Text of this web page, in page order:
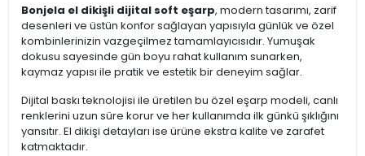
Bonjela el dikişli dijital soft eşarp, modern tasarımı, zarif
desenleri ve üstün konfor sağlayan yapısıyla günlük ve özel
kombinlerinizin vazgeçilmez tamamlayıcısıdır. Yumuşak
dokusu sayesinde gün boyu rahat kullanım sunarken,
kaymaz yapısı ile pratik ve estetik bir deneyim sağlar.
Dijital baskı teknolojisi ile üretilen bu özel eşarp modeli, canlı
renklerini uzun süre korur ve her kullanımda ilk günkü şıklığını
yansıtır. El dikişi detayları ise ürüne ekstra kalite ve zarafet
katmaktadır.